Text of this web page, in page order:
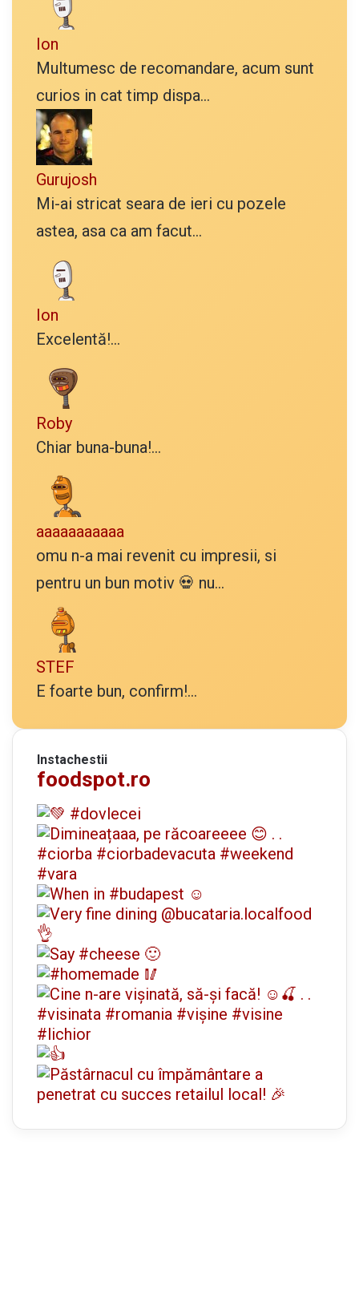
Ion
Multumesc de recomandare, acum sunt
curios in cat timp dispa...
Gurujosh
Mi-ai stricat seara de ieri cu pozele
astea, asa ca am facut...
Ion
Excelentă!...
Roby
Chiar buna-buna!...
aaaaaaaaaaa
omu n-a mai revenit cu impresii, si
pentru un bun motiv 💀 nu...
STEF
E foarte bun, confirm!...
Instachestii
foodspot.ro